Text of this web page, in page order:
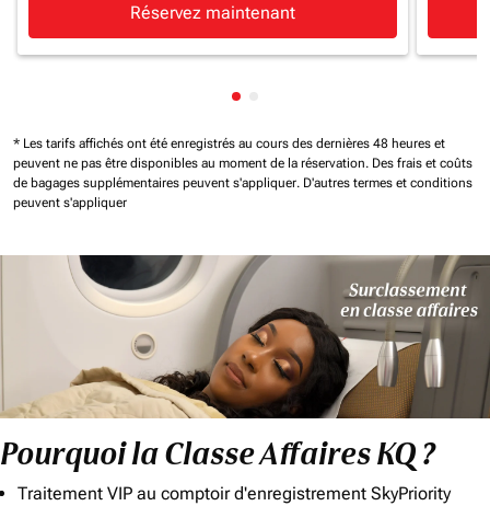
Réservez maintenant
Affichage de cmp-pagination-
* Les tarifs affichés ont été enregistrés au cours des dernières 48 heures et
peuvent ne pas être disponibles au moment de la réservation. Des frais et coûts
de bagages supplémentaires peuvent s'appliquer. D'autres termes et conditions
peuvent s'appliquer
Pourquoi la Classe Affaires KQ ?
Traitement VIP au comptoir d'enregistrement SkyPriority